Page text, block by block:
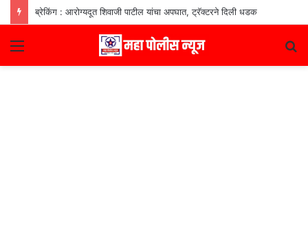
ब्रेकिंग : आरोग्यदूत शिवाजी पाटील यांचा अपघात, ट्रॅक्टरने दिली धडक
Menu